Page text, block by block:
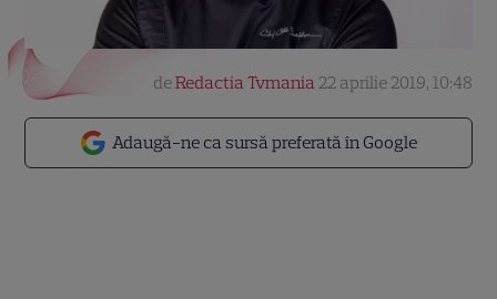
Adaugă-ne ca sursă preferată în Google
deRedactia Tvmania 22 aprilie 2019, 10:48